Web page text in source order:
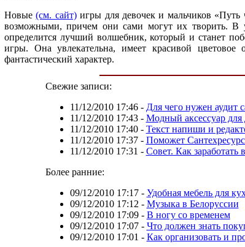
Новые(см. сайт)игры для девочек и мальчиков «Путь
возможными, причем они сами могут их творить. В
определится лучший волшебник, который и станет
игры. Она увлекательна, имеет красивой
фантастический характер.
Свежие записи:
11/12/2010 17:46- Для чего нужен аудит
11/12/2010 17:43- Модный аксессуар для
11/12/2010 17:40- Текст напиши и
11/12/2010 17:37- Поможет
11/12/2010 17:31 - Совет. Как заработать
Более ранние:
09/12/2010 17:17- Удобная мебель для
09/12/2010 17:12 - Музыка в Белоруссии
09/12/2010 17:09- В ногу со временем
09/12/2010 17:07- Что должен знать
09/12/2010 17:01 - Как организовать и